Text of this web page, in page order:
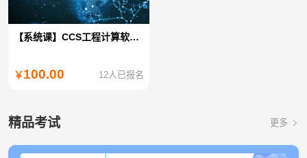
【系统课】CCS工程计算软件使用与操作(河船)
￥100.00 12人已报名
精品考试 更多